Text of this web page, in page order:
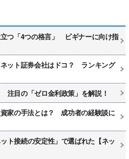
つ「4つの格言」 ビギナーに向け指
ット証券会社はドコ？ ランキング
注目の「ゼロ金利政策」を解説！
家の手法とは？ 成功者の経験談に
ト接続の安定性」で選ばれた【ネッ